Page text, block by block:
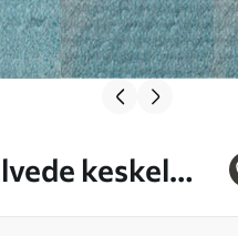
keskel